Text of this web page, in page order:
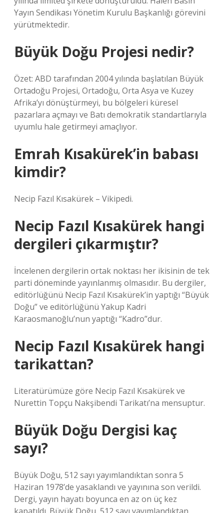
Yayın Sendikası Yönetim Kurulu Başkanlığı görevini
yürütmektedir.
Büyük Doğu Projesi nedir?
Özet: ABD tarafından 2004 yılında başlatılan Büyük
Ortadoğu Projesi, Ortadoğu, Orta Asya ve Kuzey
Afrika’yı dönüştürmeyi, bu bölgeleri küresel
pazarlara açmayı ve Batı demokratik standartlarıyla
uyumlu hale getirmeyi amaçlıyor.
Emrah Kısakürek’in babası
kimdir?
Necip Fazıl Kısakürek – Vikipedi.
Necip Fazıl Kısakürek hangi
dergileri çıkarmıştır?
İncelenen dergilerin ortak noktası her ikisinin de tek
parti döneminde yayınlanmış olmasıdır. Bu dergiler,
editörlüğünü Necip Fazıl Kısakürek’in yaptığı “Büyük
Doğu” ve editörlüğünü Yakup Kadri
Karaosmanoğlu’nun yaptığı “Kadro”dur.
Necip Fazıl Kısakürek hangi
tarikattan?
Literatürümüze göre Necip Fazıl Kısakürek ve
Nurettin Topçu Nakşibendi Tarikatı’na mensuptur.
Büyük Doğu Dergisi kaç
sayı?
Büyük Doğu, 512 sayı yayımlandıktan sonra 5
Haziran 1978’de yasaklandı ve yayınına son verildi.
Dergi, yayın hayatı boyunca en az on üç kez